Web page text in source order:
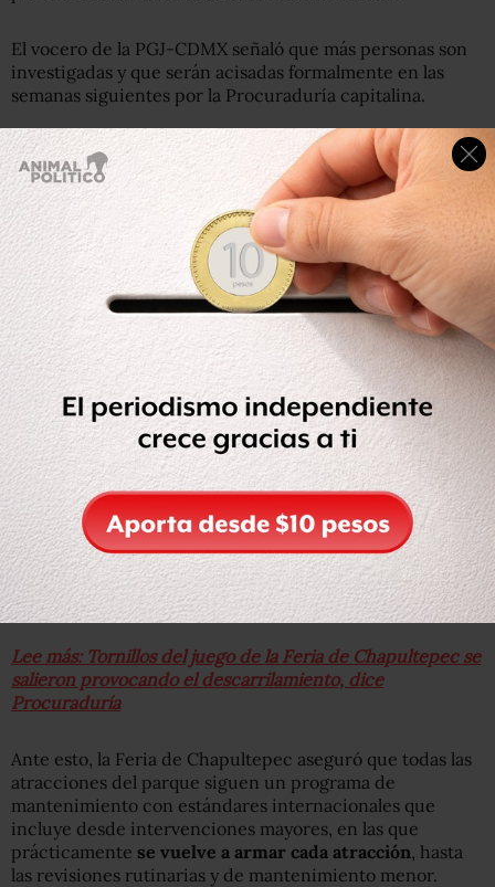
El vocero de la PGJ-CDMX señaló que más personas son
investigadas y que serán acisadas formalmente en las
semanas siguientes por la Procuraduría capitalina.
Con relación al caso de la Feria de
Chapultepec, un juez de control vinculó
a proceso a 3 mecánicos de
mantenimiento y al supervisor. La
carpeta de investigación continúa a fin
de esclarecer los hechos
pic.twitter.com/qq57wGGM99
— Fiscalía CDMX
(@FiscaliaCDMX)
October 24, 2019
El pasado 14 de octubre la PGJ-CDMX concluyó que
la
falta de mantenimiento fue la causa del accidente en el
juego “Quimera” de la Feria de Chapultepec,
dondemurieron dos personasy otras dos sufrieron
heridas.
Los peritos determinaron que la falta de mantenimiento
propició una falta de nivelación en el juego, que aunado a
la vibración del recorrido ocasionó que lostornillos del
tren se salieran de su lugar y el truck se descarrilara.
Lee más: Tornillos del juego de la Feria de Chapultepec se
salieron provocando el descarrilamiento, dice
Procuraduría
Ante esto, la Feria de Chapultepec aseguró que todas las
atracciones del parque siguen un programa de
mantenimiento con estándares internacionales que
incluye desde intervenciones mayores, en las que
prácticamente se vuelve a armar cada atracción, hasta
las revisiones rutinarias y de mantenimiento menor.